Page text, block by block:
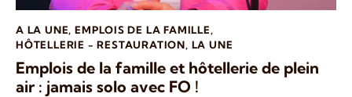
A LA UNE,EMPLOIS DE LA FAMILLE,
HÔTELLERIE - RESTAURATION, LA UNE
Emplois de la famille et hôtellerie de plein
air : jamais solo avec FO !